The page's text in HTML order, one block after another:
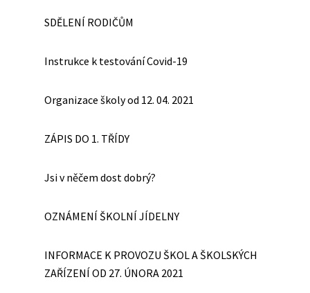
SDĚLENÍ RODIČŮM
Instrukce k testování Covid-19
Organizace školy od 12. 04. 2021
ZÁPIS DO 1. TŘÍDY
Jsi v něčem dost dobrý?
OZNÁMENÍ ŠKOLNÍ JÍDELNY
INFORMACE K PROVOZU ŠKOL A ŠKOLSKÝCH
ZAŘÍZENÍ OD 27. ÚNORA 2021